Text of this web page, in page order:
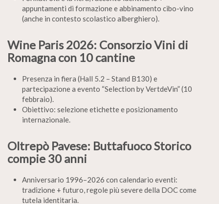
appuntamenti di formazione e abbinamento cibo-vino
(anche in contesto scolastico alberghiero).
Wine Paris 2026: Consorzio Vini di
Romagna con 10 cantine
Presenza in fiera (Hall 5.2 – Stand B130) e
partecipazione a evento “Selection by VertdeVin” (10
febbraio).
Obiettivo: selezione etichette e posizionamento
internazionale.
Oltrepò Pavese: Buttafuoco Storico
compie 30 anni
Anniversario 1996–2026 con calendario eventi:
tradizione + futuro, regole più severe della DOC come
tutela identitaria.